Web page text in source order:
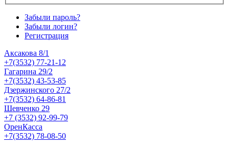
Забыли пароль?
Забыли логин?
Регистрация
Аксакова 8/1
+7(3532) 77-21-12
Гагарина 29/2
+7(3532) 43-53-85
Дзержинского 27/2
+7(3532) 64-86-81
Шевченко 29
+7 (3532) 92-99-79
ОренКасса
+7(3532) 78-08-50